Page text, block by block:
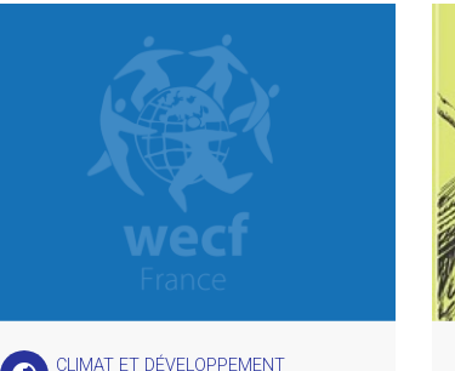
CLIMAT ET DÉVELOPPEMENT